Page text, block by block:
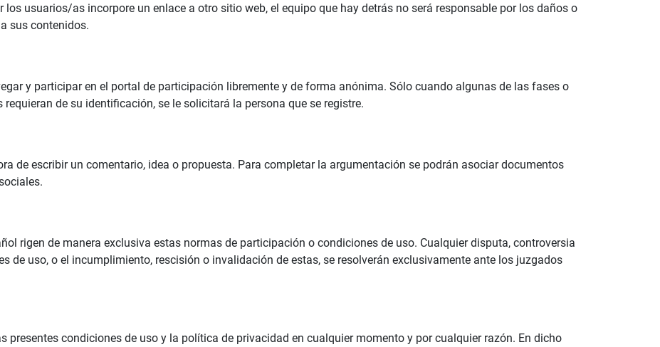
usuarios/as incorpore un enlace a otro sitio web, el equipo que hay detrás no será responsable por los daños o
sus contenidos.
y participar en el portal de participación libremente y de forma anónima. Sólo cuando algunas de las fases o
de su identificación, se le solicitará la persona que se registre.
de escribir un comentario, idea o propuesta. Para completar la argumentación se podrán asociar documentos
rigen de manera exclusiva estas normas de participación o condiciones de uso. Cualquier disputa, controversia
de uso, o el incumplimiento, rescisión o invalidación de estas, se resolverán exclusivamente ante los juzgados
presentes condiciones de uso y la política de privacidad en cualquier momento y por cualquier razón. En dicho